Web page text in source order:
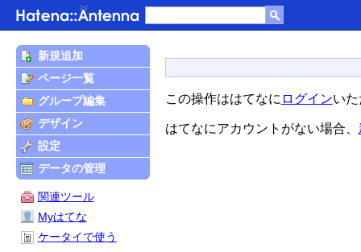
この操作ははてなに ログインい
はてなにアカウントがない場合、
新規追加
ページ一覧
グループ編集
デザイン
設定
データの管理
関連ツール
Myはてな
ケータイで使う